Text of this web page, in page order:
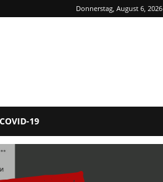
Donnerstag, August 6, 2026
COVID-19